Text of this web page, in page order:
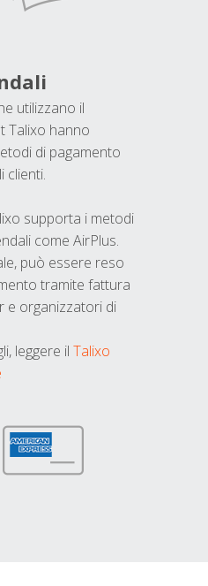
utilizzano il
Talixo hanno
di pagamento
clienti.
supporta i metodi
come AirPlus.
può essere reso
tramite fattura
e organizzatori di
leggere il Talixo